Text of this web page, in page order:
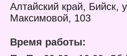
Алтайский край, Бийск,
Максимовой, 103
Время работы: